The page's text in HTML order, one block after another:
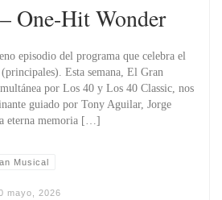
One-Hit Wonder
episodio del programa que celebra el
Esta semana, El Gran
por Los 40 y Los 40 Classic, nos
guiado por Tony Aguilar, Jorge
eterna memoria […]
Musical
mayo, 2026